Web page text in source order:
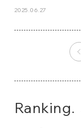
2025.06.27
Ranking.